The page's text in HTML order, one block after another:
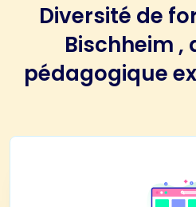
Diversité de
Bischheim ,
pédagogique